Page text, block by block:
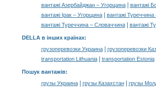
вантажі Азербайджан – Угорщина| вантажі
вантажі Ірак – Угорщина| вантажі Туреччина
вантажі Туреччина – Словаччина| вантажі
DELLA в інших країнах:
грузоперевозки Украина| грузоперевозки
transportation Lithuania| transportation Estonia|
Пошук вантажів:
грузы Украина| грузы Казахстан| грузы